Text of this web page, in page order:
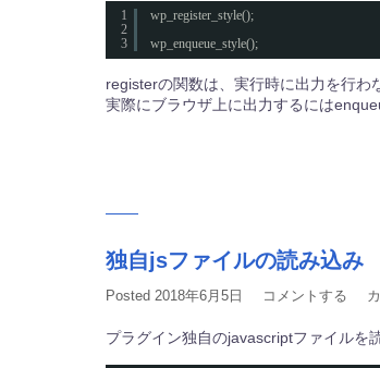
1
2
3
wp_register_style();
wp_enqueue_style();
registerの関数は、実行時に出力を行わ
実際にブラウザ上に出力するには
独自jsファイルの読み込み
Posted 2018年6月5日 コメントする
プラグイン独自のjavascriptファイルを